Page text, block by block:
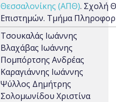
Θεσσαλονίκης (ΑΠΘ). Σχολή
Επιστημών. Τμήμα
Τσουκαλάς Ιωάννης
Βλαχάβας Ιωάννης
Πομπόρτσης Ανδρέας
Καραγιάννης Ιωάννης
Ψύλλος Δημήτρης
Σολομωνίδου Χριστίνα